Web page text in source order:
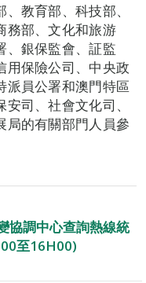
教育部、科技部、
務部、文化和旅游
、銀保監會、証監
用保險公司、中央政
派員公署和澳門特區
司、社會文化司、
局的有關部門人員參
協調中心查詢熱線統
至16H00)